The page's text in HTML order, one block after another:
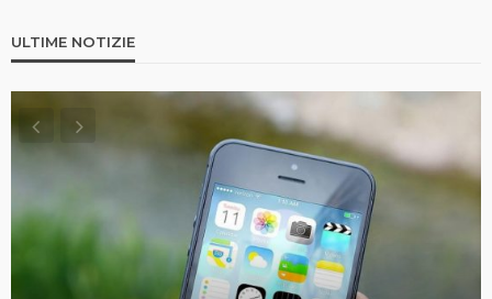
ULTIME NOTIZIE